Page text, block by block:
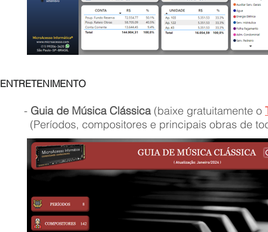
ENTRETENIMENTO
- Guia de Música Clássica(baixe gratuitamente o
(Períodos, compositores e principais obras de